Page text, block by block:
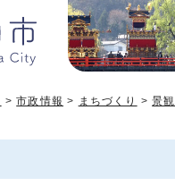
>市政情報 > まちづくり >景観